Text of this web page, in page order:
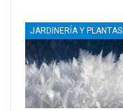
JARDINERÍA Y PLANTAS